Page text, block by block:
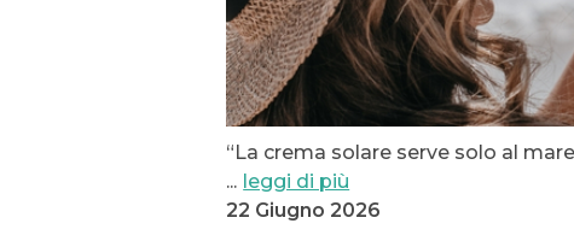
“La crema solare serve solo al
... leggi di più
22 Giugno 2026